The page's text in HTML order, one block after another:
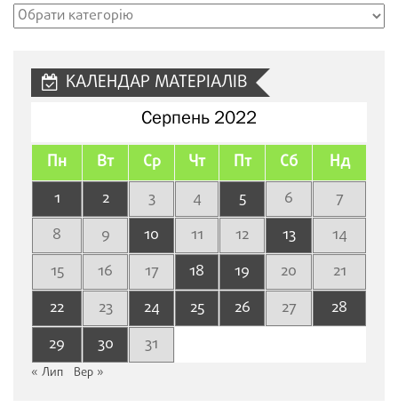
Рубрики
КАЛЕНДАР МАТЕРІАЛІВ
Серпень 2022
Пн Вт Ср Чт Пт Сб Нд
1 2 3 4 5 6
7
8
9 10 11 12 13
14
15
16 17 18 19 20
21
22
23 24 25 26 27
28
29
30 31
« Лип Вер »